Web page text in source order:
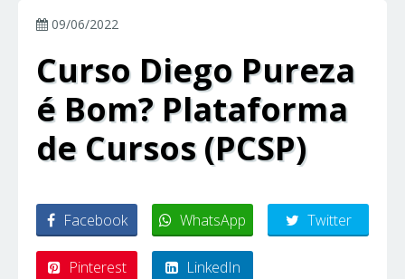
09/06/2022
Curso Diego Pureza
é Bom? Plataforma
de Cursos (PCSP)
Facebook WhatsApp Twitter
Pinterest LinkedIn